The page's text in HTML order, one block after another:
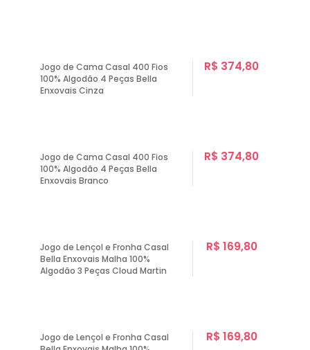
Jogo de Cama Casal 400 Fios
100% Algodão 4 Peças Bella
Enxovais Cinza
R$ 374,80
Jogo de Cama Casal 400 Fios
100% Algodão 4 Peças Bella
Enxovais Branco
R$ 374,80
Jogo de Lençol e Fronha Casal
Bella Enxovais Malha 100%
Algodão 3 Peças Cloud Martin
R$ 169,80
Jogo de Lençol e Fronha Casal
R$ 169,80